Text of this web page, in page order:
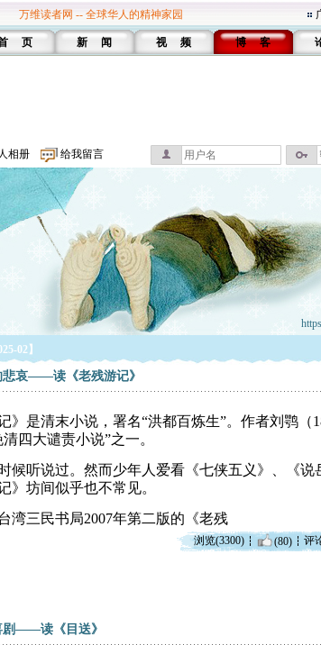
万维读者网 -- 全球华人的精神家园
页 新 闻 视 频 博 客
相册 给我留言
02】
悲哀——读《老残游记》
》是清末小说，署名“洪都百炼生”。作者刘鹗（
四大谴责小说”之一。
候听说过。然而少年人爱看《七侠五义》、《说
》坊间似乎也不常见。
湾三民书局2007年第二版的《老残
浏览(3300) (80) 评
剧——读《目送》